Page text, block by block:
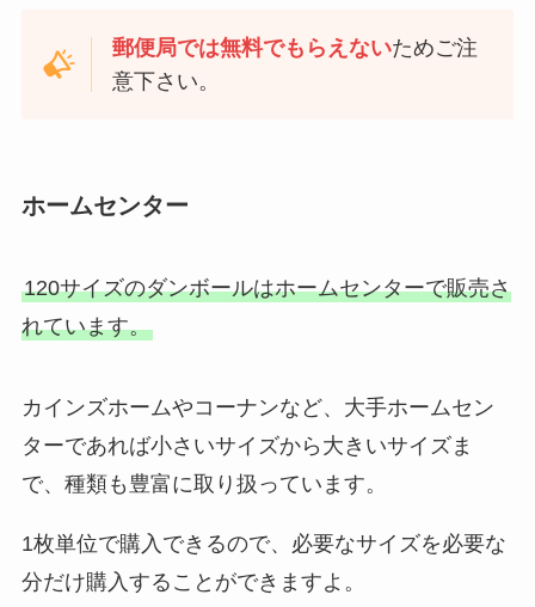
郵便局では無料でもらえないためご注
意下さい。
ホームセンター
120サイズのダンボールはホームセンターで販売さ
れています。
カインズホームやコーナンなど、大手ホームセン
ターであれば小さいサイズから大きいサイズま
で、種類も豊富に取り扱っています。
1枚単位で購入できるので、必要なサイズを必要な
分だけ購入することができますよ。